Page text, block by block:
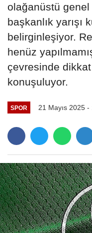
olağanüstü genel
başkanlık yarışı
belirginleşiyor.
henüz
çevresinde
konuşuluyor.
SPOR 21 Mayıs 2025 -